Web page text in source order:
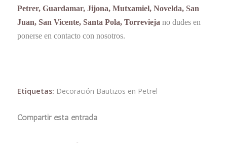
Petrer, Guardamar, Jijona, Mutxamiel, Novelda, San
Juan, San Vicente, Santa Pola, Torrevieja no dudes en
ponerse en contacto con nosotros.
Etiquetas: Decoración Bautizos en Petrel
Compartir esta entrada